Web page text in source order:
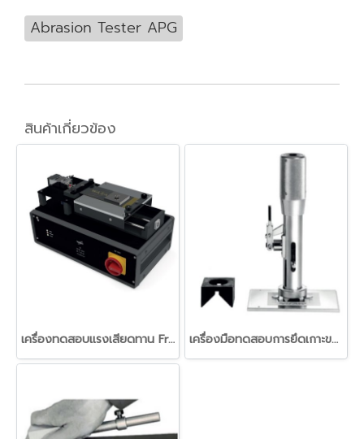
Abrasion Tester APG
สินค้าเกี่ยวข้อง
เครื่องทดสอบแรงเสียดทาน Friction Tester RPG. เครื่องมือทดสอบการยึดเกาะของผิวเคลือบ (HFP Adhesion Tester)